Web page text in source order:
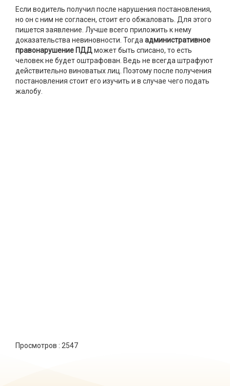
Если водитель получил после нарушения постановления,
но он с ним не согласен, стоит его обжаловать. Для этого
пишется заявление. Лучше всего приложить к нему
доказательства невиновности. Тогда административное
правонарушение ПДДможет быть списано, то есть
человек не будет оштрафован. Ведь не всегда штрафуют
действительно виноватых лиц. Поэтому после получения
постановления стоит его изучить и в случае чего подать
жалобу.
Просмотров : 2547